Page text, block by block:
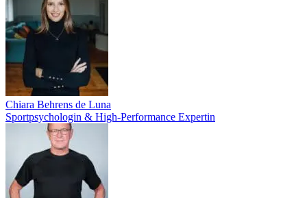
Chiara Behrens de Luna
Sportpsychologin & High-Performance Expertin